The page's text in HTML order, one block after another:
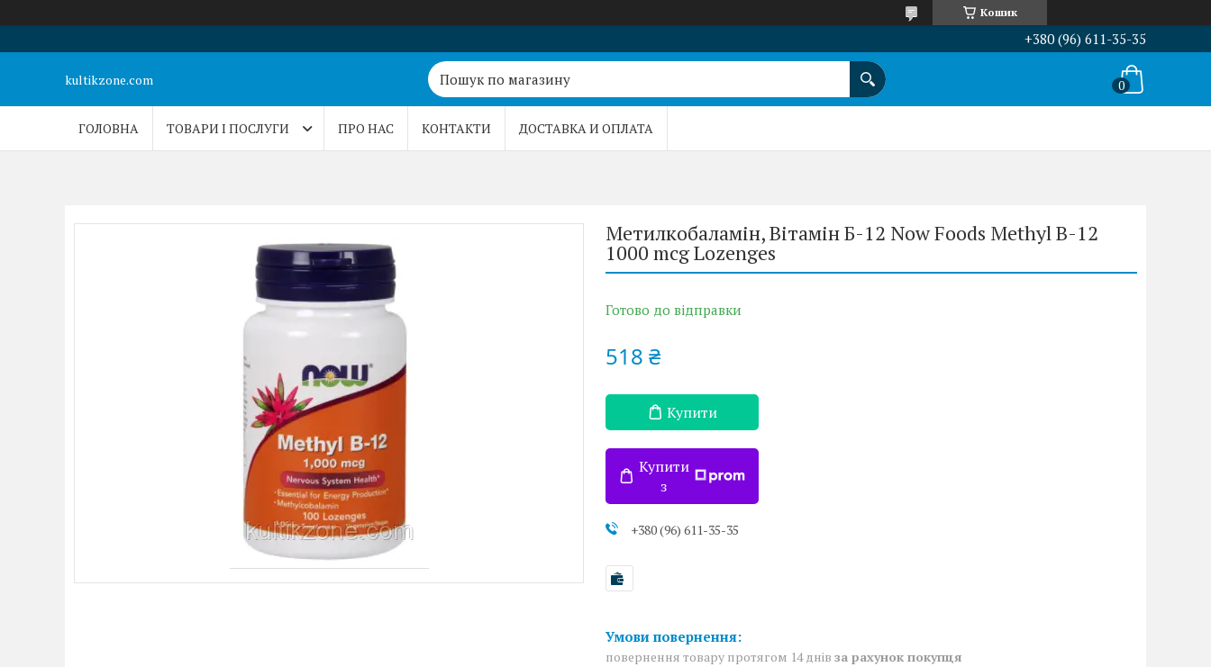
Кошик
+380 (96) 611-35-35
kultikzone.com
ГОЛОВНА ТОВАРИ І ПОСЛУГИ ПРО НАС КОНТАКТИ ДОСТАВКА И ОПЛАТА
Метилкобаламін, Вітамін Б-12 Now Foods Methyl B-12
1000 mcg Lozenges
Готово до відправки
518 ₴
Купити
Купити
з
+380 (96) 611-35-35
повернення товару протягом 14 днів за рахунок покупця